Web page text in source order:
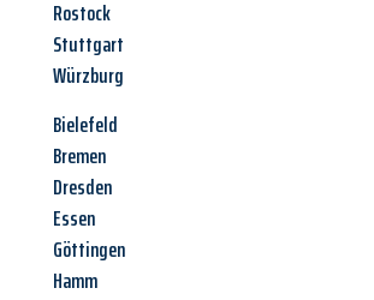
Rostock
Stuttgart
Würzburg
Bielefeld
Bremen
Dresden
Essen
Göttingen
Hamm